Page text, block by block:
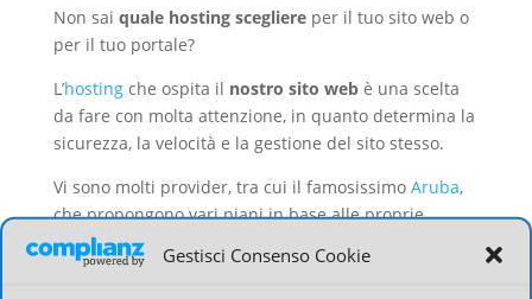
Gestisci Consenso Cookie
Non sai quale hosting scegliereper il tuo sito web o
per il tuo portale?
L’hostingche ospita il nostro sito webè una scelta
da fare con molta attenzione, in quanto determina la
sicurezza, la velocità e la gestione del sito stesso.
Vi sono molti provider, tra cui il famosissimo Aruba,
che propongono vari piani in base alle proprie
esigenze.